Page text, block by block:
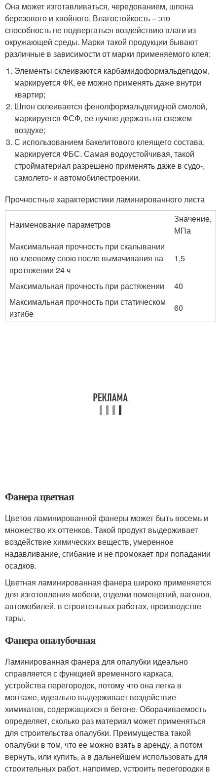
Она может изготавливаться, чередованием, шпона
березового и хвойного. Влагостойкость – это
способность не подвергаться воздействию влаги из
окружающей среды. Марки такой продукции бывают
различные в зависимости от марки применяемого клея:
Элементы склеиваются карбамидоформальдегидом,
маркируется ФК, ее можно применять даже внутри
квартир;
Шпон склеивается фенолформальдегидной смолой,
маркируется ФСФ, ее лучше держать на свежем
воздухе;
С использованием бакелитового клеящего состава,
маркируется ФБС. Самая водоустойчивая, такой
стройматериал разрешено применять даже в судо-,
самолето- и автомобилестроении.
Прочностные характеристики ламинированного листа
Наименование параметров
Значение,
МПа
Максимальная прочность при скалывании
по клеевому слою после вымачивания на
протяжении 24 ч
1,5
Максимальная прочность при растяжении
40
Максимальная прочность при статическом
изгибе
60
Фанера цветная
Цветов ламинированной фанеры может быть восемь и
множество их оттенков. Такой продукт выдерживает
воздействие химических веществ, умеренное
надавливание, сгибание и не промокает при попадании
осадков.
Цветная ламинированная фанера широко применяется
для изготовления мебели, отделки помещений, вагонов,
автомобилей, в строительных работах, производстве
тары.
Фанера опалубочная
Ламинированная фанера для опалубки идеально
справляется с функцией временного каркаса,
устройства перегородок, потому что она легка в
монтаже, идеально выдерживает воздействие
химикатов, содержащихся в бетоне. Оборачиваемость
определяет, сколько раз материал может применяться
для строительства опалубки. Преимущества такой
опалубки в том, что ее можно взять в аренду, а потом
вернуть, или купить, а в дальнейшем использовать для
строительных работ, например, устроить перегородки в